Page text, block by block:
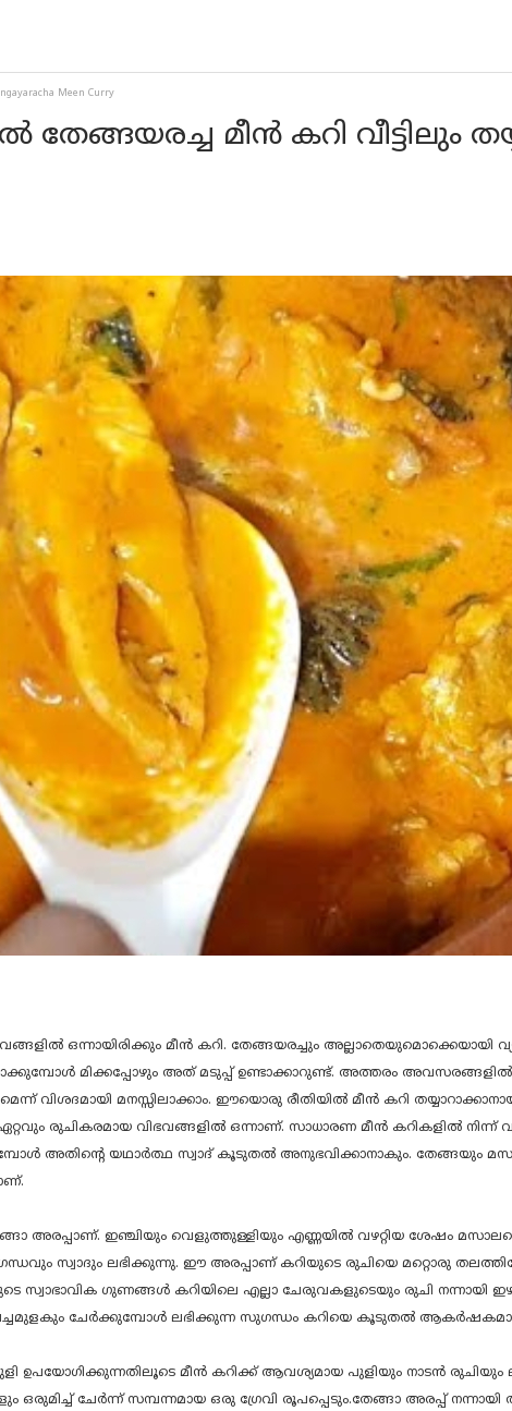
Meen Curry
മീൻ കറി വീട്ടിലും
ഒന്നായിരിക്കും മീൻ കറി. തേങ്ങയരച്ചും അല്ലാതെയുമൊക്കെയായി
മിക്കപ്പോഴും അത് മടുപ്പ് ഉണ്ടാക്കാറുണ്ട്. അത്തരം
വിശദമായി മനസ്സിലാക്കാം. ഈയൊരു രീതിയിൽ മീൻ കറി
രുചികരമായ വിഭവങ്ങളിൽ ഒന്നാണ്. സാധാരണ മീൻ കറികളിൽ നിന്ന്
അതിന്റെ യഥാർത്ഥ സ്വാദ് കൂടുതൽ അനുഭവിക്കാനാകും. തേങ്ങയും
അരപ്പാണ്. ഇഞ്ചിയും വെളുത്തുള്ളിയും എണ്ണയിൽ വഴറ്റിയ ശേഷം
സ്വാദും ലഭിക്കുന്നു. ഈ അരപ്പാണ് കറിയുടെ രുചിയെ മറ്റൊരു
സ്വാഭാവിക ഗുണങ്ങൾ കറിയിലെ എല്ലാ ചേരുവകളുടെയും രുചി നന്നായി
പച്ചമുളകും ചേർക്കുമ്പോൾ ലഭിക്കുന്ന സുഗന്ധം കറിയെ കൂടുതൽ
ഉപയോഗിക്കുന്നതിലൂടെ മീൻ കറിക്ക് ആവശ്യമായ പുളിയും നാടൻ രുചിയും
ചേർന്ന് സമ്പന്നമായ ഒരു ഗ്രേവി രൂപപ്പെടും.തേങ്ങാ അരപ്പ്